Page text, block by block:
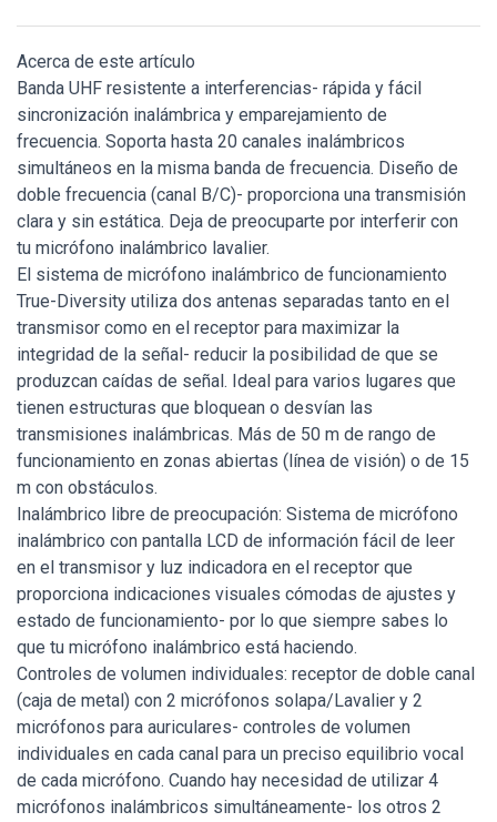
Acerca de este artículo
Banda UHF resistente a interferencias- rápida y fácil
sincronización inalámbrica y emparejamiento de
frecuencia. Soporta hasta 20 canales inalámbricos
simultáneos en la misma banda de frecuencia. Diseño de
doble frecuencia (canal B/C)- proporciona una transmisión
clara y sin estática. Deja de preocuparte por interferir con
tu micrófono inalámbrico lavalier.
El sistema de micrófono inalámbrico de funcionamiento
True-Diversity utiliza dos antenas separadas tanto en el
transmisor como en el receptor para maximizar la
integridad de la señal- reducir la posibilidad de que se
produzcan caídas de señal. Ideal para varios lugares que
tienen estructuras que bloquean o desvían las
transmisiones inalámbricas. Más de 50 m de rango de
funcionamiento en zonas abiertas (línea de visión) o de 15
m con obstáculos.
Inalámbrico libre de preocupación: Sistema de micrófono
inalámbrico con pantalla LCD de información fácil de leer
en el transmisor y luz indicadora en el receptor que
proporciona indicaciones visuales cómodas de ajustes y
estado de funcionamiento- por lo que siempre sabes lo
que tu micrófono inalámbrico está haciendo.
Controles de volumen individuales: receptor de doble canal
(caja de metal) con 2 micrófonos solapa/Lavalier y 2
micrófonos para auriculares- controles de volumen
individuales en cada canal para un preciso equilibrio vocal
de cada micrófono. Cuando hay necesidad de utilizar 4
micrófonos inalámbricos simultáneamente- los otros 2